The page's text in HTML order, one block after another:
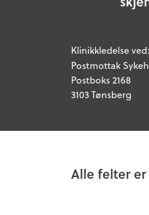
Klinikkledelse ved:
Postmottak
Postboks 2168
3103 Tønsberg
Alle felter